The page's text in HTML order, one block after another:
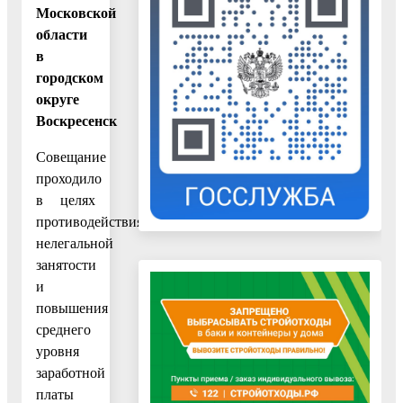
Московской
области
в
городском
округе
Воскресенск
Совещание
проходило
в целях
противодействия
нелегальной
занятости
и
повышения
среднего
уровня
заработной
платы